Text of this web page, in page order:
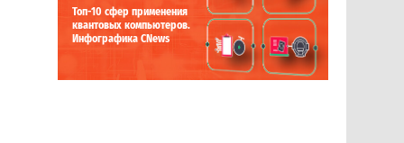
Топ-10 сфер применения
квантовых компьютеров.
Инфографика CNews